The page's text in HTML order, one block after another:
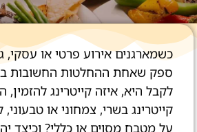
כשמארגנים אירוע פרטי או עסקי,
ספק שאחת ההחלטות החשובות
לקבל היא, איזה קייטרינג להזמין,
קייטרינג בשרי, צמחוני או
על מטבח מסוים או כללי? וכיצד